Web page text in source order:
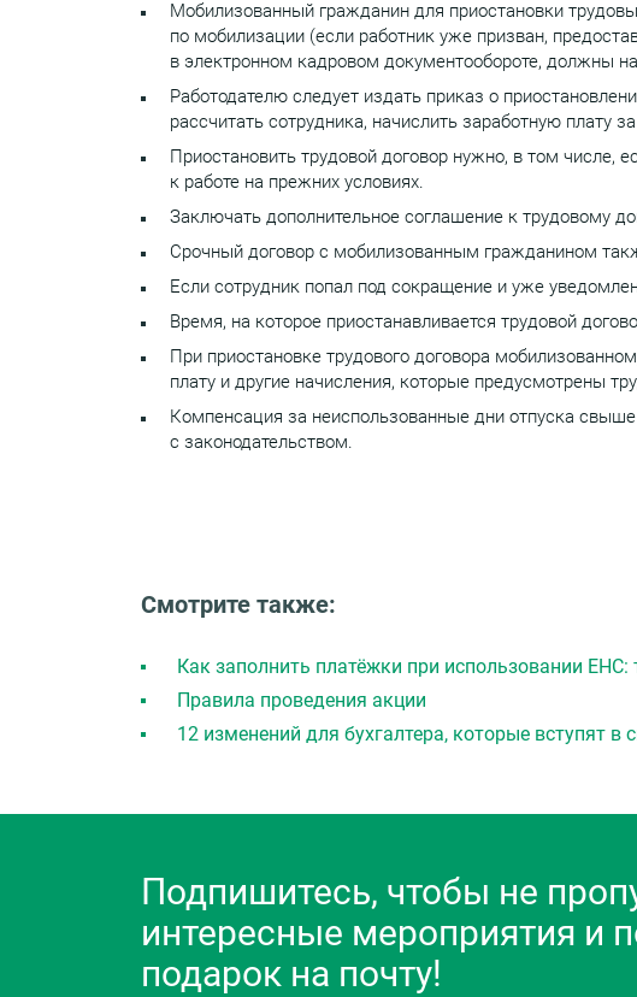
Мобилизованный гражданин для приостановки
по мобилизации (если работник уже призван,
в электронном кадровом документообороте, должны
Работодателю следует издать приказ о
рассчитать сотрудника, начислить заработную плату
Приостановить трудовой договор нужно, в том числе,
к работе на прежних условиях.
Заключать дополнительное соглашение к трудовому
Срочный договор с мобилизованным гражданином
Если сотрудник попал под сокращение и уже
Время, на которое приостанавливается трудовой
При приостановке трудового договора
плату и другие начисления, которые предусмотрены
Компенсация за неиспользованные дни отпуска
с законодательством.
Смотрите также:
Как заполнить платёжки при использовании ЕНС:
Правила проведения акции
12 изменений для бухгалтера, которые вступят в
Подпишитесь, чтобы не
интересные мероприятия и
подарок на почту!